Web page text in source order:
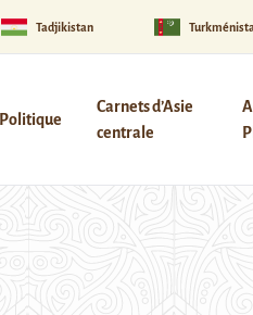
Tadjikistan
Politique
Carnets d’Asie
centrale